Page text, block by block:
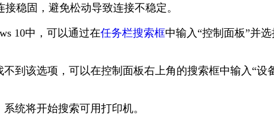
稳固，避免松动导致连接不稳定。
10中，可以通过在任务栏搜索框中输入“控制面板”并选
到该选项，可以在控制面板右上角的搜索框中输入“设
统将开始搜索可用打印机。